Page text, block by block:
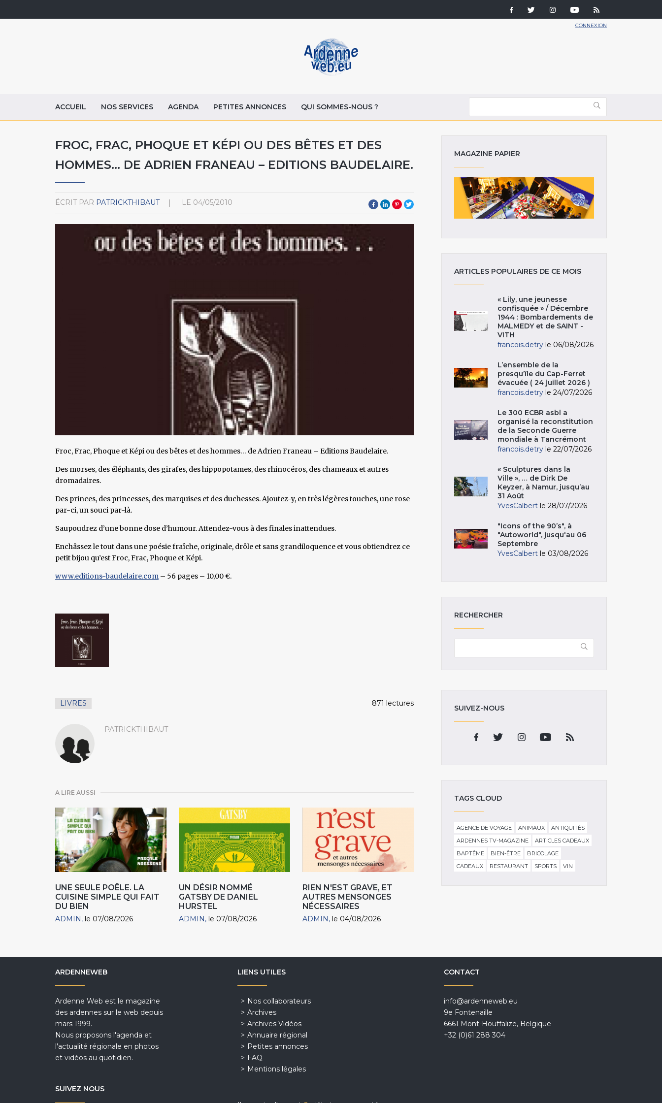
CONNEXION
ACCUEIL NOS SERVICES AGENDA PETITES ANNONCES QUI SOMMES-NOUS ?
FROC, FRAC, PHOQUE ET KÉPI OU DES BÊTES ET DES
HOMMES… DE ADRIEN FRANEAU – EDITIONS BAUDELAIRE.
ÉCRIT PAR PATRICKTHIBAUT LE 04/05/2010
Froc, Frac, Phoque et Képi ou des bêtes et des hommes… de Adrien Franeau – Editions Baudelaire.
Des morses, des éléphants, des girafes, des hippopotames, des rhinocéros, des chameaux et autres
dromadaires.
Des princes, des princesses, des marquises et des duchesses. Ajoutez-y, en très légères touches, une rose
par-ci, un souci par-là.
Saupoudrez d’une bonne dose d’humour. Attendez-vous à des finales inattendues.
Enchâssez le tout dans une poésie fraîche, originale, drôle et sans grandiloquence et vous obtiendrez ce
petit bijou qu’est Froc, Frac, Phoque et Képi.
www.editions-baudelaire.com – 56 pages – 10,00 €.
LIVRES 871 lectures
PATRICKTHIBAUT
A LIRE AUSSI
UNE SEULE POÊLE. LA
CUISINE SIMPLE QUI FAIT
DU BIEN
ADMIN le 07/08/2026
UN DÉSIR NOMMÉ
GATSBY DE DANIEL
HURSTEL
ADMIN le 07/08/2026
RIEN N'EST GRAVE, ET
AUTRES MENSONGES
NÉCESSAIRES
ADMIN le 04/08/2026
MAGAZINE PAPIER
ARTICLES POPULAIRES DE CE MOIS
« Lily, une jeunesse
confisquée » / Décembre
1944 : Bombardements de
MALMEDY et de SAINT -
VITH
francois.detry le 06/08/2026
L’ensemble de la
presqu’île du Cap-Ferret
évacuée ( 24 juillet 2026 )
francois.detry le 24/07/2026
Le 300 ECBR asbl a
organisé la reconstitution
de la Seconde Guerre
mondiale à Tancrémont
francois.detry le 22/07/2026
« Sculptures dans la
Ville », … de Dirk De
Keyzer, à Namur, jusqu’au
31 Août
YvesCalbert le 28/07/2026
"Icons of the 90’s", à
"Autoworld", jusqu'au 06
Septembre
YvesCalbert le 03/08/2026
RECHERCHER
SUIVEZ-NOUS
TAGS CLOUD
AGENCE DE VOYAGE ANIMAUX
ANTIQUITÉS
ARDENNES TV-MAGAZINE
ARTICLES CADEAUX
BAPTÊME
BIEN-ÊTRE
BRICOLAGE
CADEAUX
RESTAURANT SPORTS VIN
ARDENNEWEB
Ardenne Web est le magazine
des ardennes sur le web depuis
mars 1999.
Nous proposons l'agenda et
l'actualité régionale en photos
et vidéos au quotidien.
SUIVEZ NOUS
LIENS UTILES
Nos collaborateurs
Archives
Archives Vidéos
Annuaire régional
Petites annonces
FAQ
Mentions légales
CONTACT
info@ardenneweb.eu
9e Fontenaille
6661 Mont-Houffalize, Belgique
+32 (0)61 288 304